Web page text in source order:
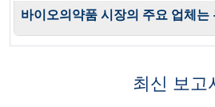
바이오의약품 시장의 주요 업체는
최신 보고